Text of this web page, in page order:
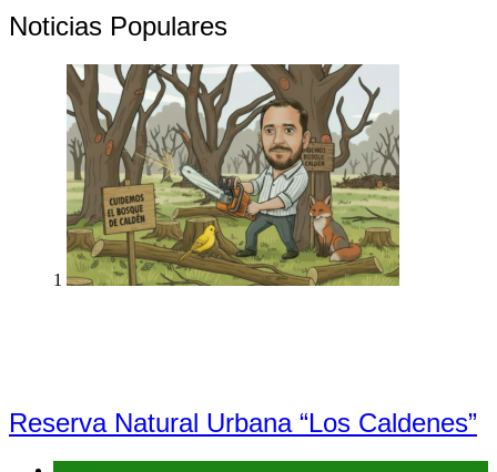
Noticias Populares
1
Reserva Natural Urbana “Los Caldenes”